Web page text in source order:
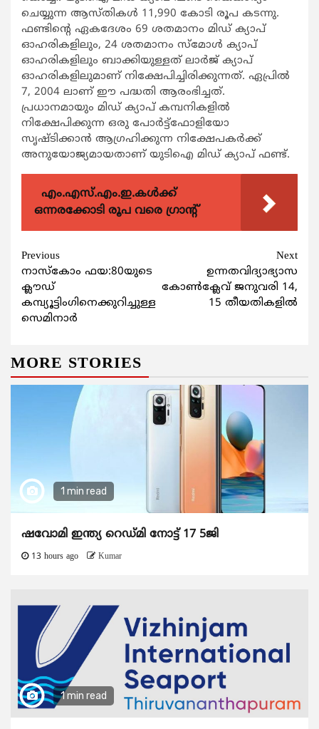
ചെയ്യുന്ന ആസ്തികള്‍ 11,990 കോടി രൂപ കടന്നു.
ഫണ്ടിന്‍റെ ഏകദേശം 69 ശതമാനം മിഡ് ക്യാപ്
ഓഹരികളിലും, 24 ശതമാനം സ്മോള്‍ ക്യാപ്
ഓഹരികളിലും ബാക്കിയുള്ളത് ലാര്‍ജ് ക്യാപ്
ഓഹരികളിലുമാണ് നിക്ഷേപിച്ചിരിക്കുന്നത്. ഏപ്രില്‍
7, 2004 ലാണ് ഈ പദ്ധതി ആരംഭിച്ചത്.
പ്രധാനമായും മിഡ് ക്യാപ് കമ്പനികളില്‍
നിക്ഷേപിക്കുന്ന ഒരു പോര്‍ട്ട്ഫോളിയോ
സൃഷ്ടിക്കാന്‍ ആഗ്രഹിക്കുന്ന നിക്ഷേപകര്‍ക്ക്
അനുയോജ്യമായതാണ് യുടിഐ മിഡ് ക്യാപ് ഫണ്ട്.
എം.എസ്.എം.ഇ.കൾക്ക്
ഒന്നരക്കോടി രൂപ വരെ ഗ്രാന്റ്
Continue
Reading
Previous
നാസ്കോം ഫയ:80യുടെ
ക്ലൗഡ്
കമ്പ്യൂട്ടിംഗിനെക്കുറിച്ചുള്ള
സെമിനാര്‍
Next
ഉന്നതവിദ്യാഭ്യാസ
കോൺക്ലേവ് ജനുവരി 14,
15 തീയതികളിൽ
MORE STORIES
1 min read
ഷവോമി ഇന്ത്യ റെഡ്മി നോട്ട് 17 5ജി
13 hours ago Kumar
1 min read